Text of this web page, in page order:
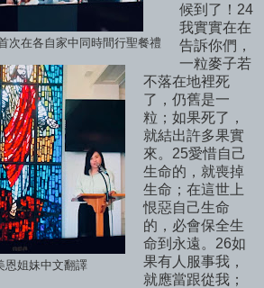
次在各自家中同時間行聖餐禮
恩姐妹中文翻譯
候到了！24
我實實在在
告訴你們，
一粒麥子若
不落在地裡死
了，仍舊是一
粒；如果死了，
就結出許多果實
來。25愛惜自己
生命的，就喪掉
生命；在這世上
恨惡自己生命
的，必會保全生
命到永遠。26如
果有人服事我，
就應當跟從我；